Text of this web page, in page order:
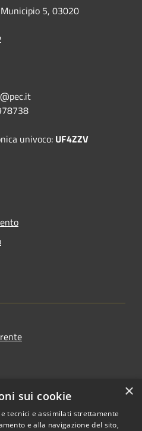
5, 03020
univoco: UF4ZZV
×
sui cookie
tecnici e assimilati strettamente
e alla navigazione del sito,